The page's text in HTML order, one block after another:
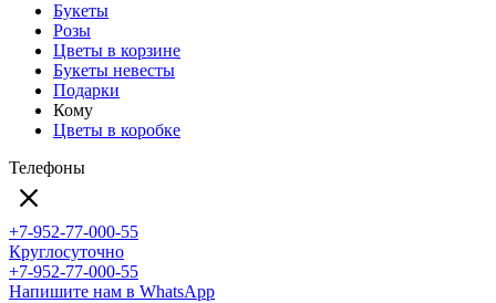
Букеты
Розы
Цветы в корзине
Букеты невесты
Подарки
Кому
Цветы в коробке
Телефоны
+7-952-77-000-55
Круглосуточно
+7-952-77-000-55
Напишите нам в WhatsApp